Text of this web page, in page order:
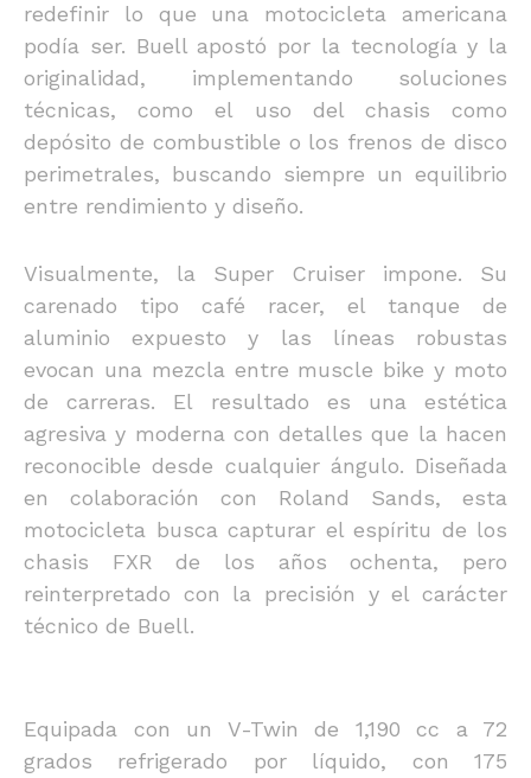
redefinir lo que una motocicleta americana
podía ser. Buell apostó por la tecnología y la
originalidad, implementando soluciones
técnicas, como el uso del chasis como
depósito de combustible o los frenos de disco
perimetrales, buscando siempre un equilibrio
entre rendimiento y diseño.
Visualmente, la Super Cruiser impone. Su
carenado tipo café racer, el tanque de
aluminio expuesto y las líneas robustas
evocan una mezcla entre muscle bike y moto
de carreras. El resultado es una estética
agresiva y moderna con detalles que la hacen
reconocible desde cualquier ángulo. Diseñada
en colaboración con Roland Sands, esta
motocicleta busca capturar el espíritu de los
chasis FXR de los años ochenta, pero
reinterpretado con la precisión y el carácter
técnico de Buell.
Equipada con un V-Twin de 1,190 cc a 72
grados refrigerado por líquido, con 175